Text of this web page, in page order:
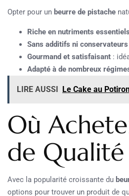
Opter pour un beurre de pistache
Riche en nutriments essentiels
Sans additifs ni conservateurs
Gourmand et satisfaisant :
Adapté à de nombreux
LIRE AUSSI Le Cake au
Où
de Qualité
Avec la popularité croissante du
options pour trouver un produit de